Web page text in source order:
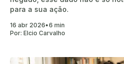
para a sua ação.
16 abr 2026•6 min
Por: Elcio Carvalho